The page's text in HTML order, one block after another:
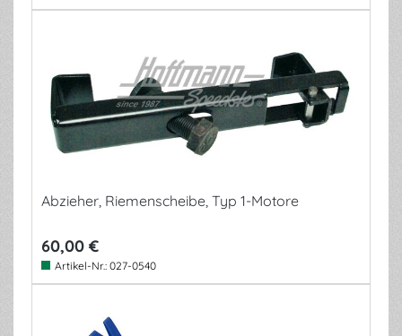
Abzieher, Riemenscheibe, Typ 1-Motore
60,00 €
Artikel-Nr.: 027-0540